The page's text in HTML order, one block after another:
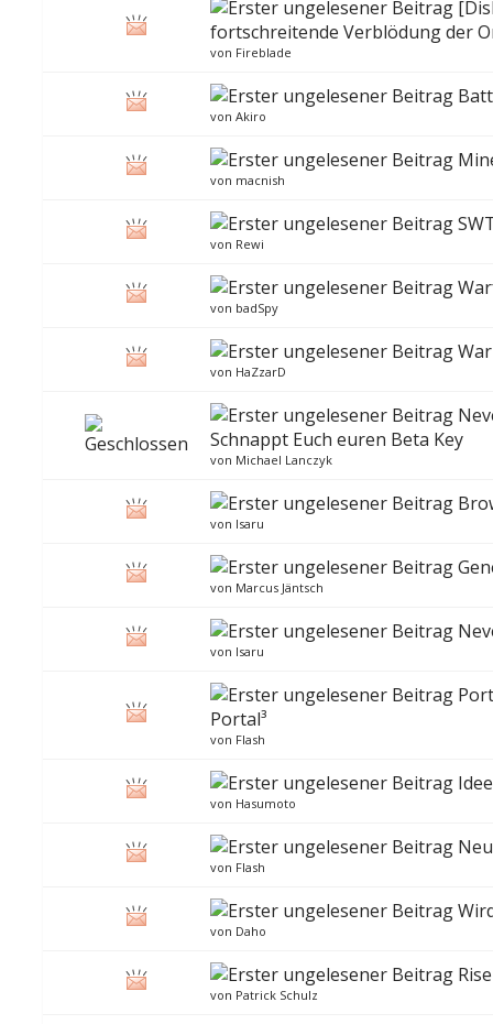
fortschreitende Verblödung der
von Fireblade
vonAkiro
von macnish
von Rewi
von badSpy
von HaZzarD
Schnappt Euch euren Beta Key
von Michael Lanczyk
von Isaru
von Marcus Jäntsch
von Isaru
Portal³
von Flash
von Hasumoto
von Flash
von Daho
von Patrick Schulz